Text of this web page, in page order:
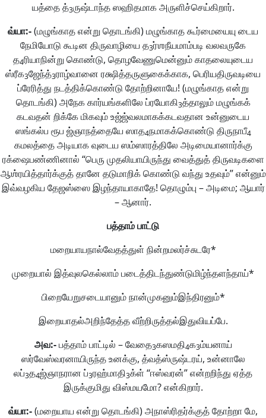
யத்தை த்3ருஷ்டாந்த ஸஹிதமாக அருளிச்செய்கிறார்.
வ்யா:-(மழுங்காத என்று தொடங்கி) மழுங்காத கூர்மையையு டைய
நேமியோடு கூடின திருவாழியை த3ர்ஶநீயமாம்படி வலவருகே
த4ரியாநின்று கொண்டு, தொழவேணுமென்னும் காதலையுடைய
ஸ்ரீக3ஜேந்த்3ராழ்வானை ரக்ஷித்தருளுகைக்காக, பெரியதிருவடியை
ப்ரேரித்து நடத்திக்கொண்டு தோற்றினாயே! (மழுங்காத என்று
தொடங்கி) அநேக கார்யங்களிலே ப்ரயோகி3த்தாலும் மழுங்கக்
கடவதன் றிக்கே மிகவும் உஜ்ஜ்வலமாகக்கடவதான உன்னுடைய
ஸங்கல்ப ரூப ஜ்ஞாநத்தையே ஸாத4நமாகக்கொண்டு திருநாபீ4
கமலத்தை அடியாக வுடைய ஸம்ஸாரத்திலே அடிமையானார்க்கு
ரக்ஷைபண்ணினால் “பெரு முதலியாயிருந்து வைத்துத் திருவடிகளை
ஆஶ்ரயித்தார்க்குத் தானே தடுமாறிக் கொண்டு வந்து உதவும்” என்னும்
இவ்வழகிய தேஜஸ்ஸை இழந்தாயாகாதே! தொழும்பு – அடிமை; ஆயார்
– ஆனார்.
பத்தாம்பாட்டு
மறையாயநால்வேதத்துள் நின்றமலர்ச்சுடரே*
முறையால் இத்வுலகெல்லாம் படைத்திடந்துண்டுமிழ்ந்தளந்தாய்*
பிறையேறுசடையானும் நான்முகனும்இந்திரனும்*
இறையாதல்அறிந்தேத்த வீற்றிருத்தல்இதுவியப்பே.
அவ:-பத்தாம் பாட்டில் – வேதை3கஸமதி4க3ம்யனாய்
ஸர்வேஸ்வரனாயிருந்த உனக்கு, த்வத்ஸ்ருஷ்டரய், உன்னாலே
லப்3த4ஜ்ஞாநரான ப்3ரஹ்மாதி3க்ள் “ஈஸ்வரன்” என்றறிந்து ஏத்த
இருக்குமிது விஸ்மயமோ? என்கிறார்.
வ்யா:-(மறையாய என்று தொடங்கி) அநாஸ்ரிதர்க்குத் தோற்றா மே,